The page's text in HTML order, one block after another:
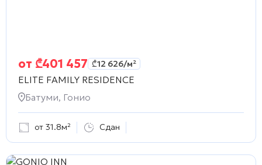
от ₾401 457 ₾12 626/м²
ELITE FAMILY RESIDENCE
Батуми, Гонио
от 31.8м² Сдан